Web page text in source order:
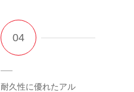
耐久性に優れたアル